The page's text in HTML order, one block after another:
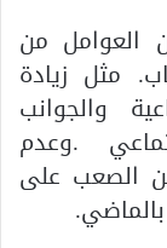
من
مثل زيادة
والجوانب
.وعدم
الصعب على